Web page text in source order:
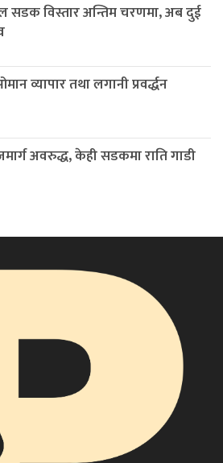
सडक विस्तार अन्तिम चरणमा, अब दुई
व्यापार तथा लगानी प्रवर्द्धन
अवरुद्ध, केही सडकमा राति गाडी